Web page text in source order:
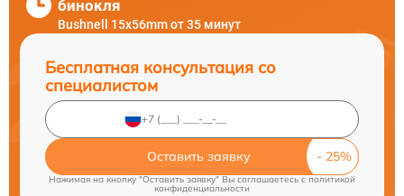
бинокля
Bushnell 15x56mm от 35 минут
Бесплатная консультация со
специалистом
Оставить заявку
Нажимая на кнопку "Оставить заявку" Вы соглашаетесь cполитикой
конфиденциальности